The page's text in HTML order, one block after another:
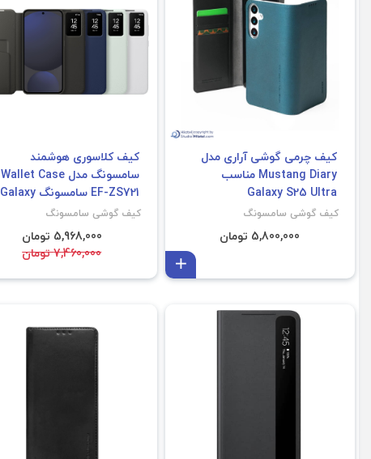
کیف چرمی گوشی آراری مدل
Mustang Diary مناسب
Galaxy S25 Ultra
کیف گوشی سامسونگ
5,800,000 تومان
کیف کلاسوری هوشمند
سامسونگ مدل Wallet Case
EF-ZS721 سامسونگ Galaxy
S24 Fe
کیف گوشی سامسونگ
5,968,000 تومان
7,460,000 تومان